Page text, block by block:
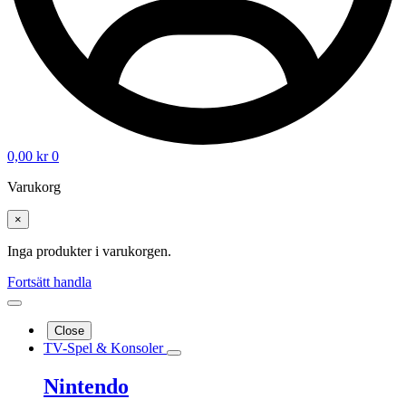
0,00 kr 0
Varukorg
×
Inga produkter i varukorgen.
Fortsätt handla
Close
TV-Spel & Konsoler
Nintendo